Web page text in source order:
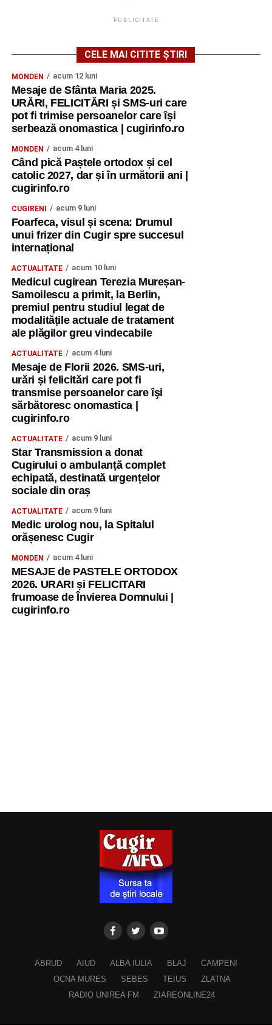
PUBLICITATE
CELE MAI CITITE ȘTIRI
MONDEN acum 12 luni
Mesaje de Sfânta Maria 2025.
URĂRI, FELICITĂRI și SMS-uri care
pot fi trimise persoanelor care își
serbează onomastica | cugirinfo.ro
MONDEN acum 4 luni
Când pică Paștele ortodox și cel
catolic 2027, dar și în următorii ani |
cugirinfo.ro
CUGIRENI acum 9 luni
Foarfeca, visul și scena: Drumul
unui frizer din Cugir spre succesul
internațional
ACTUALITATE acum 10 luni
Medicul cugirean Terezia Mureșan-
Samoilescu a primit, la Berlin,
premiul pentru studiul legat de
modalitățile actuale de tratament
ale plăgilor greu vindecabile
ACTUALITATE acum 4 luni
Mesaje de Florii 2026. SMS-uri,
urări și felicitări care pot fi
transmise persoanelor care îşi
sărbătoresc onomastica |
cugirinfo.ro
ACTUALITATE acum 9 luni
Star Transmission a donat
Cugirului o ambulanță complet
echipată, destinată urgențelor
sociale din oraș
ACTUALITATE acum 9 luni
Medic urolog nou, la Spitalul
orășenesc Cugir
MONDEN acum 4 luni
MESAJE de PASTELE ORTODOX
2026. URARI și FELICITARI
frumoase de Învierea Domnului |
cugirinfo.ro
ABRUD AIUD ALBA IULIA BLAJ
CAMPENI
OCNA MURES
SEBES TEIUS
ZLATNA
RADIO UNIREA FM
ZIAREONLINE24